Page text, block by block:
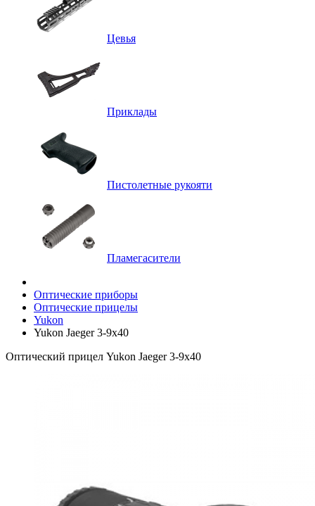
Цевья
Приклады
Пистолетные рукояти
Пламегасители
Оптические приборы
Оптические прицелы
Yukon
Yukon Jaeger 3-9x40
Оптический прицел Yukon Jaeger 3-9x40